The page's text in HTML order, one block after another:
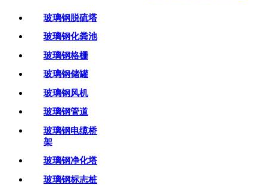
玻璃钢脱硫塔
玻璃钢化粪池
玻璃钢格栅
玻璃钢储罐
玻璃钢风机
玻璃钢管道
玻璃钢电缆桥
架
玻璃钢净化塔
玻璃钢标志桩